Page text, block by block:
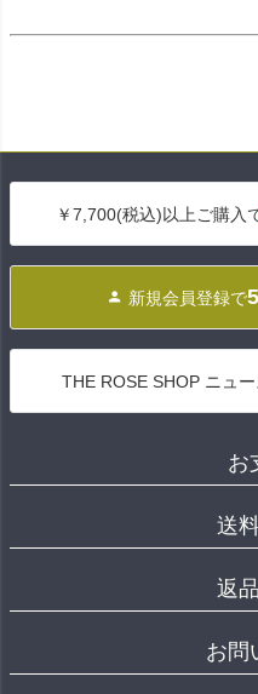
￥7,700(税込)以上ご購入
新規会員登録で
THE ROSE SHOP ニュ
お
送
返
お問